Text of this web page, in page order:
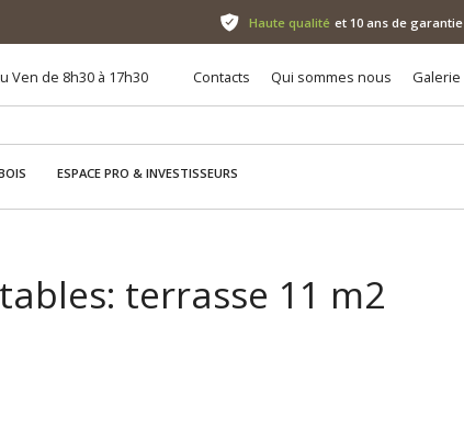
Haute qualité et 10 ans de garantie
Ven de 8h30 à 17h30 Contacts Qui sommes nous Galerie
ESPACE PRO & INVESTISSEURS
terrasse 11 m2